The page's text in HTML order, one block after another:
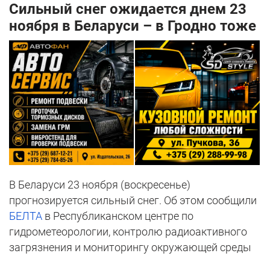
Сильный снег ожидается днем 23
ноября в Беларуси – в Гродно тоже
В Беларуси 23 ноября (воскресенье)
прогнозируется сильный снег. Об этом сообщили
БЕЛТА в Республиканском центре по
гидрометеорологии, контролю радиоактивного
загрязнения и мониторингу окружающей среды